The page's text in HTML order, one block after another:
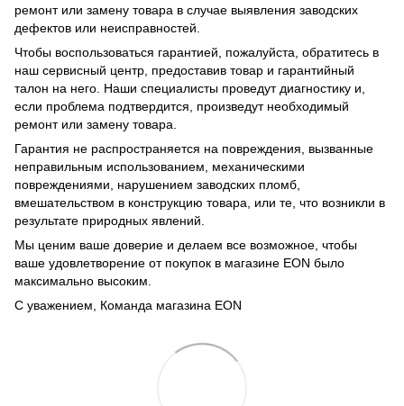
ремонт или замену товара в случае выявления заводских
дефектов или неисправностей.
Чтобы воспользоваться гарантией, пожалуйста, обратитесь в
наш сервисный центр, предоставив товар и гарантийный
талон на него. Наши специалисты проведут диагностику и,
если проблема подтвердится, произведут необходимый
ремонт или замену товара.
Гарантия не распространяется на повреждения, вызванные
неправильным использованием, механическими
повреждениями, нарушением заводских пломб,
вмешательством в конструкцию товара, или те, что возникли в
результате природных явлений.
Мы ценим ваше доверие и делаем все возможное, чтобы
ваше удовлетворение от покупок в магазине EON было
максимально высоким.
С уважением, Команда магазина EON